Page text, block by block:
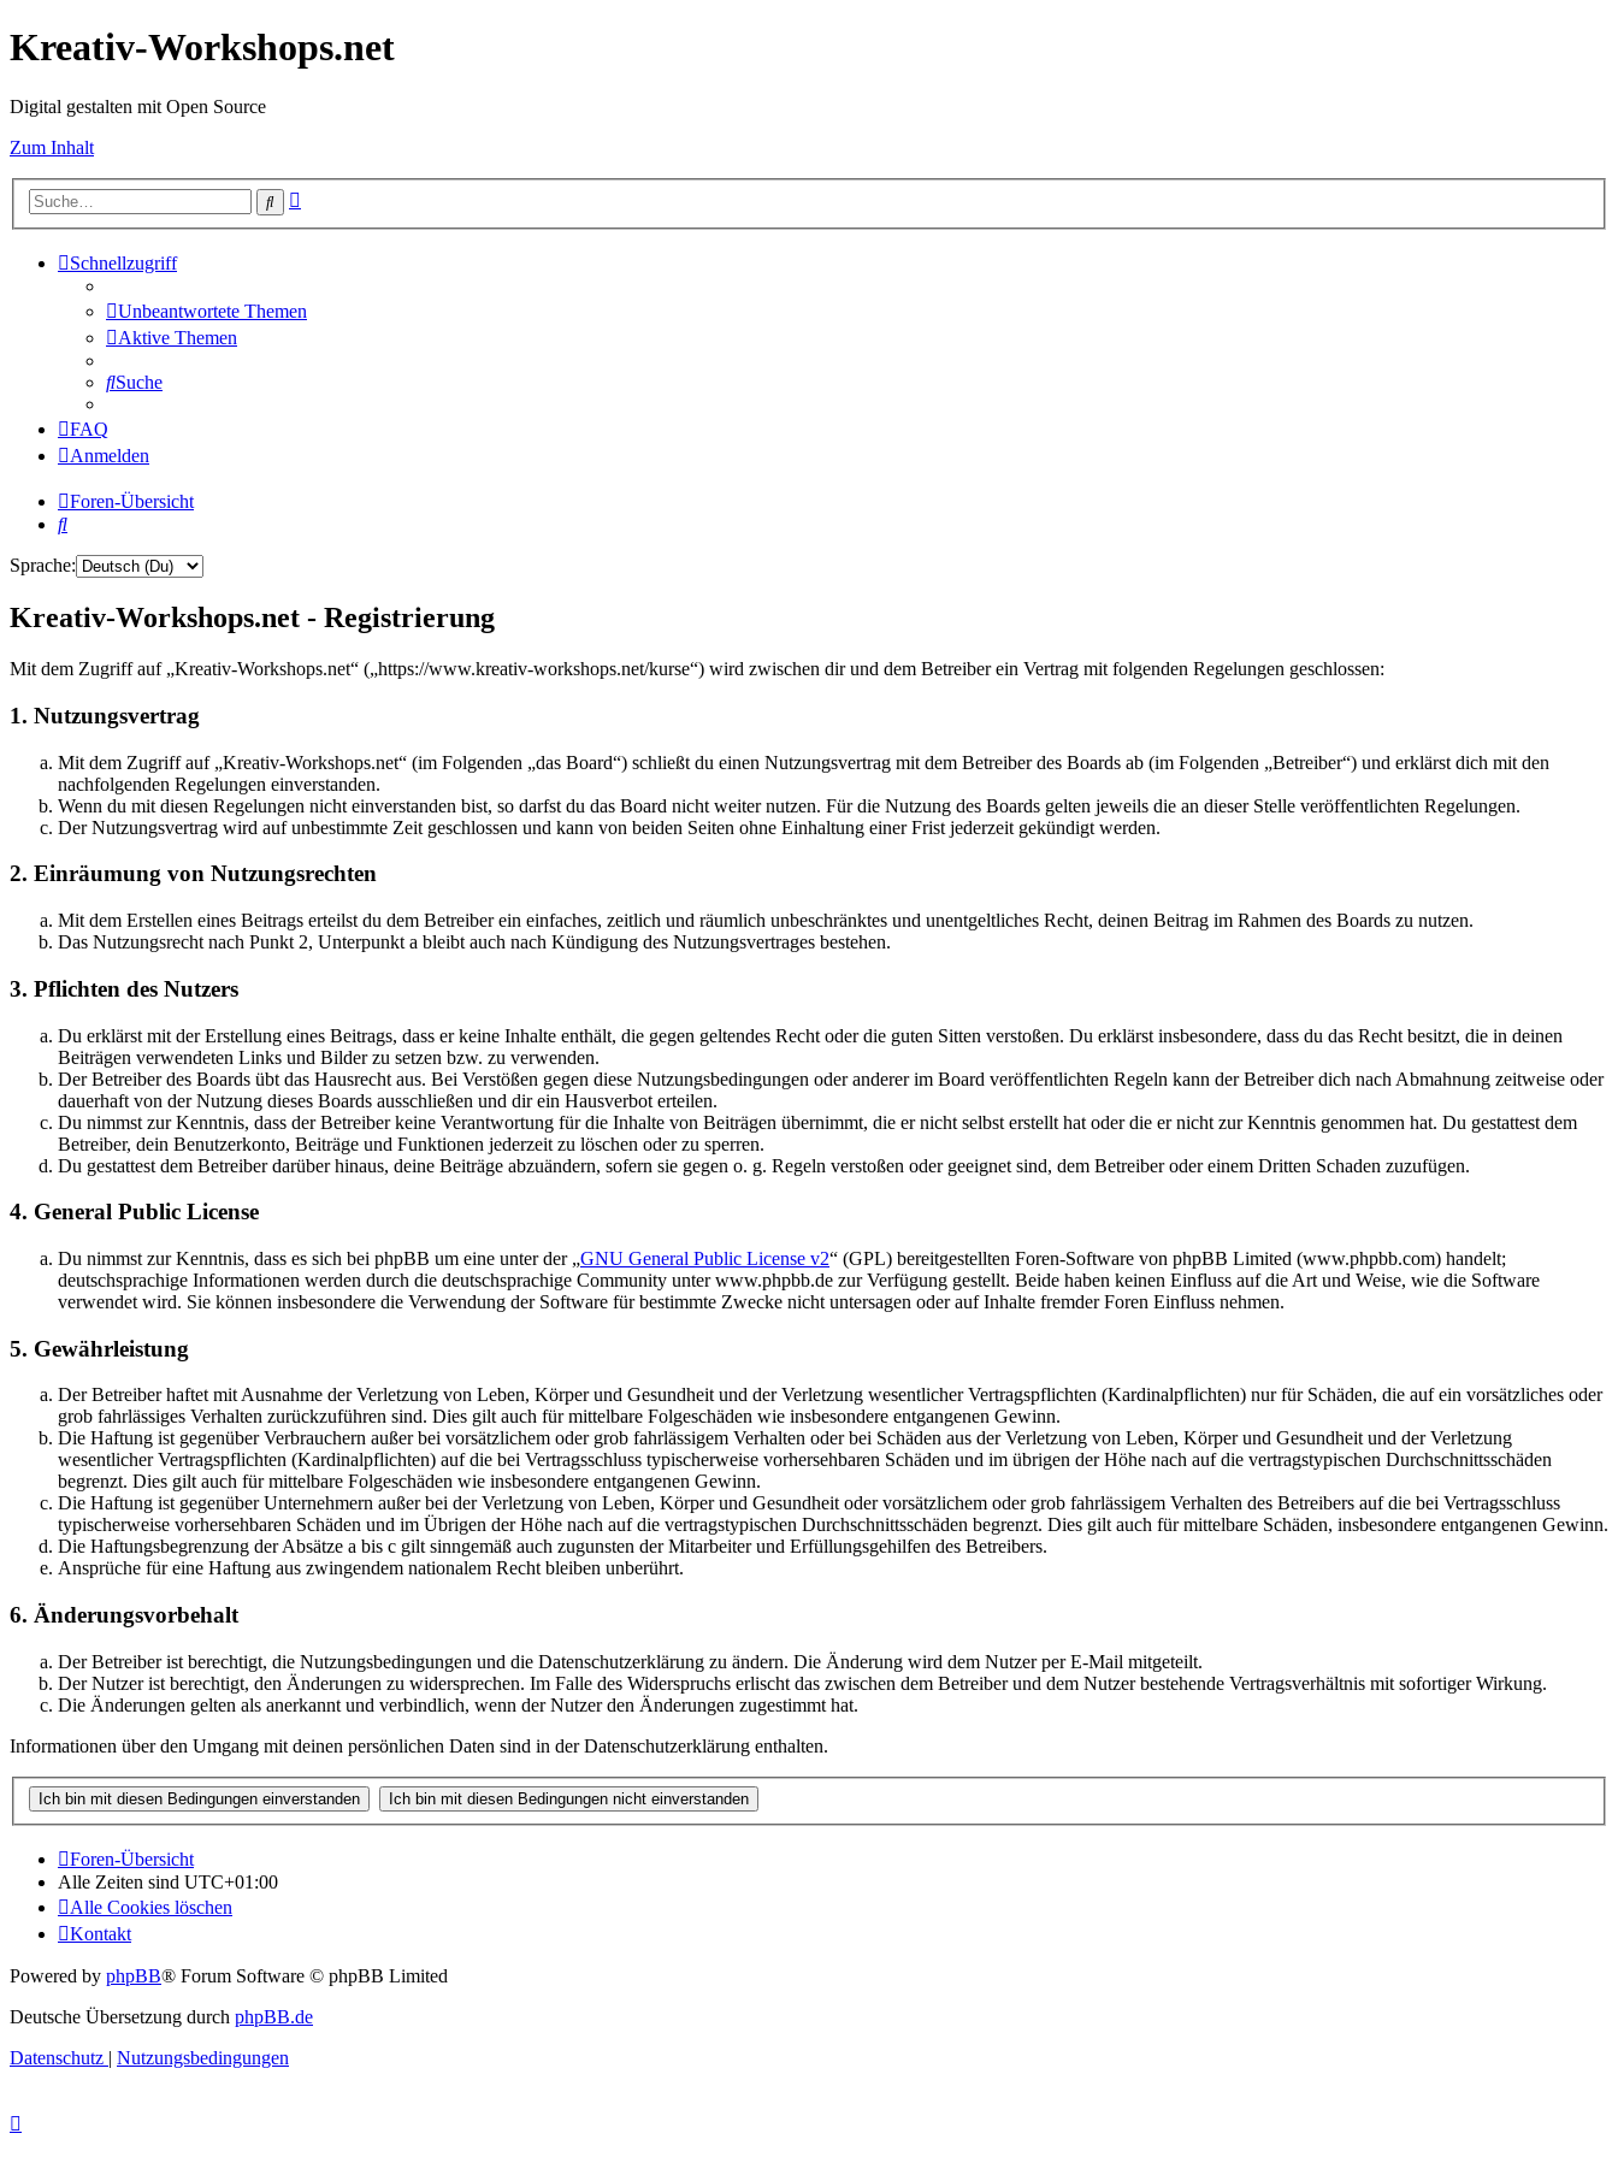
Kreativ-Workshops.net
Digital gestalten mit Open Source
Zum Inhalt
Suche
Schnellzugriff
Unbeantwortete Themen
Aktive Themen
Suche
FAQ
Anmelden
Foren-Übersicht
Suche
Sprache:
Kreativ-Workshops.net - Registrierung
Mit dem Zugriff auf „Kreativ-Workshops.net“ („https://www.kreativ-workshops.net/kurse“) wird zwischen dir und dem Betreiber ein Vertrag mit folgenden Regelungen geschlossen:
1. Nutzungsvertrag
Mit dem Zugriff auf „Kreativ-Workshops.net“ (im Folgenden „das Board“) schließt du einen Nutzungsvertrag mit dem Betreiber des Boards ab (im Folgenden „Betreiber“) und erklärst dich mit den
nachfolgenden Regelungen einverstanden.
Wenn du mit diesen Regelungen nicht einverstanden bist, so darfst du das Board nicht weiter nutzen. Für die Nutzung des Boards gelten jeweils die an dieser Stelle veröffentlichten Regelungen.
Der Nutzungsvertrag wird auf unbestimmte Zeit geschlossen und kann von beiden Seiten ohne Einhaltung einer Frist jederzeit gekündigt werden.
2. Einräumung von Nutzungsrechten
Mit dem Erstellen eines Beitrags erteilst du dem Betreiber ein einfaches, zeitlich und räumlich unbeschränktes und unentgeltliches Recht, deinen Beitrag im Rahmen des Boards zu nutzen.
Das Nutzungsrecht nach Punkt 2, Unterpunkt a bleibt auch nach Kündigung des Nutzungsvertrages bestehen.
3. Pflichten des Nutzers
Du erklärst mit der Erstellung eines Beitrags, dass er keine Inhalte enthält, die gegen geltendes Recht oder die guten Sitten verstoßen. Du erklärst insbesondere, dass du das Recht besitzt, die in deinen
Beiträgen verwendeten Links und Bilder zu setzen bzw. zu verwenden.
Der Betreiber des Boards übt das Hausrecht aus. Bei Verstößen gegen diese Nutzungsbedingungen oder anderer im Board veröffentlichten Regeln kann der Betreiber dich nach Abmahnung zeitweise oder
dauerhaft von der Nutzung dieses Boards ausschließen und dir ein Hausverbot erteilen.
Du nimmst zur Kenntnis, dass der Betreiber keine Verantwortung für die Inhalte von Beiträgen übernimmt, die er nicht selbst erstellt hat oder die er nicht zur Kenntnis genommen hat. Du gestattest dem
Betreiber, dein Benutzerkonto, Beiträge und Funktionen jederzeit zu löschen oder zu sperren.
Du gestattest dem Betreiber darüber hinaus, deine Beiträge abzuändern, sofern sie gegen o. g. Regeln verstoßen oder geeignet sind, dem Betreiber oder einem Dritten Schaden zuzufügen.
4. General Public License
Du nimmst zur Kenntnis, dass es sich bei phpBB um eine unter der „GNU General Public License v2“ (GPL) bereitgestellten Foren-Software von phpBB Limited (www.phpbb.com) handelt;
deutschsprachige Informationen werden durch die deutschsprachige Community unter www.phpbb.de zur Verfügung gestellt. Beide haben keinen Einfluss auf die Art und Weise, wie die Software
verwendet wird. Sie können insbesondere die Verwendung der Software für bestimmte Zwecke nicht untersagen oder auf Inhalte fremder Foren Einfluss nehmen.
5. Gewährleistung
Der Betreiber haftet mit Ausnahme der Verletzung von Leben, Körper und Gesundheit und der Verletzung wesentlicher Vertragspflichten (Kardinalpflichten) nur für Schäden, die auf ein vorsätzliches oder
grob fahrlässiges Verhalten zurückzuführen sind. Dies gilt auch für mittelbare Folgeschäden wie insbesondere entgangenen Gewinn.
Die Haftung ist gegenüber Verbrauchern außer bei vorsätzlichem oder grob fahrlässigem Verhalten oder bei Schäden aus der Verletzung von Leben, Körper und Gesundheit und der Verletzung
wesentlicher Vertragspflichten (Kardinalpflichten) auf die bei Vertragsschluss typischerweise vorhersehbaren Schäden und im übrigen der Höhe nach auf die vertragstypischen Durchschnittsschäden
begrenzt. Dies gilt auch für mittelbare Folgeschäden wie insbesondere entgangenen Gewinn.
Die Haftung ist gegenüber Unternehmern außer bei der Verletzung von Leben, Körper und Gesundheit oder vorsätzlichem oder grob fahrlässigem Verhalten des Betreibers auf die bei Vertragsschluss
typischerweise vorhersehbaren Schäden und im Übrigen der Höhe nach auf die vertragstypischen Durchschnittsschäden begrenzt. Dies gilt auch für mittelbare Schäden, insbesondere entgangenen Gewinn.
Die Haftungsbegrenzung der Absätze a bis c gilt sinngemäß auch zugunsten der Mitarbeiter und Erfüllungsgehilfen des Betreibers.
Ansprüche für eine Haftung aus zwingendem nationalem Recht bleiben unberührt.
6. Änderungsvorbehalt
Der Betreiber ist berechtigt, die Nutzungsbedingungen und die Datenschutzerklärung zu ändern. Die Änderung wird dem Nutzer per E-Mail mitgeteilt.
Der Nutzer ist berechtigt, den Änderungen zu widersprechen. Im Falle des Widerspruchs erlischt das zwischen dem Betreiber und dem Nutzer bestehende Vertragsverhältnis mit sofortiger Wirkung.
Die Änderungen gelten als anerkannt und verbindlich, wenn der Nutzer den Änderungen zugestimmt hat.
Informationen über den Umgang mit deinen persönlichen Daten sind in der Datenschutzerklärung enthalten.
Foren-Übersicht
Alle Zeiten sind UTC+01:00
Alle Cookies löschen
Kontakt
Powered by phpBB® Forum Software © phpBB Limited
Deutsche Übersetzung durch phpBB.de
Datenschutz | Nutzungsbedingungen